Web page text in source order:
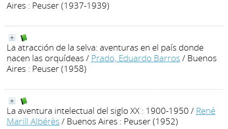
Aires : Peuser (1937-1939)
La atracción de la selva: aventuras en el país donde
nacen las orquídeas / Prado, Eduardo Barros / Buenos
Aires : Peuser (1958)
La aventura intelectual del siglo XX : 1900-1950 / René
Marill Albérès / Buenos Aires : Peuser (1952)